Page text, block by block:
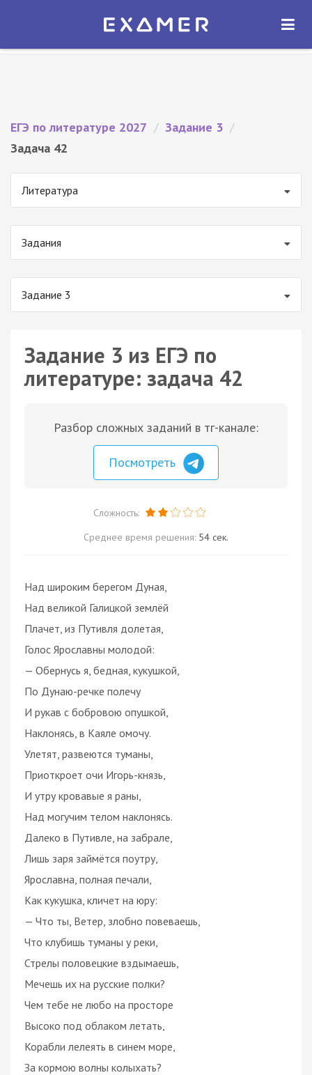
Экзамер — ЕГЭ 2027
ОТКРЫТЬ
ЕГЭ по литературе 2027 / Задание 3 /
Задача 42
Литература
Задания
Задание 3
Задание 3 из ЕГЭ по
литературе: задача 42
Разбор сложных заданий в тг-канале:
Посмотреть
Сложность:
Среднее время решения: 54 сек.
Над широким берегом Дуная,
Над великой Галицкой землёй
Плачет, из Путивля долетая,
Голос Ярославны молодой:
— Обернусь я, бедная, кукушкой,
По Дунаю-речке полечу
И рукав с бобровою опушкой,
Наклонясь, в Каяле омочу.
Улетят, развеются туманы,
Приоткроет очи Игорь-князь,
И утру кровавые я раны,
Над могучим телом наклонясь.
Далеко в Путивле, на забрале,
Лишь заря займётся поутру,
Ярославна, полная печали,
Как кукушка, кличет на юру:
— Что ты, Ветер, злобно повеваешь,
Что клубишь туманы у реки,
Стрелы половецкие вздымаешь,
Мечешь их на русские полки?
Чем тебе не любо на просторе
Высоко под облаком летать,
Корабли лелеять в синем море,
За кормою волны колыхать?